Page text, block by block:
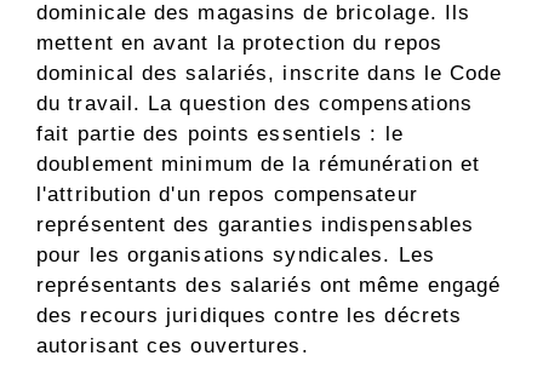
dominicale des magasins de bricolage. Ils
mettent en avant la protection du repos
dominical des salariés, inscrite dans le Code
du travail. La question des compensations
fait partie des points essentiels : le
doublement minimum de la rémunération et
l'attribution d'un repos compensateur
représentent des garanties indispensables
pour les organisations syndicales. Les
représentants des salariés ont même engagé
des recours juridiques contre les décrets
autorisant ces ouvertures.